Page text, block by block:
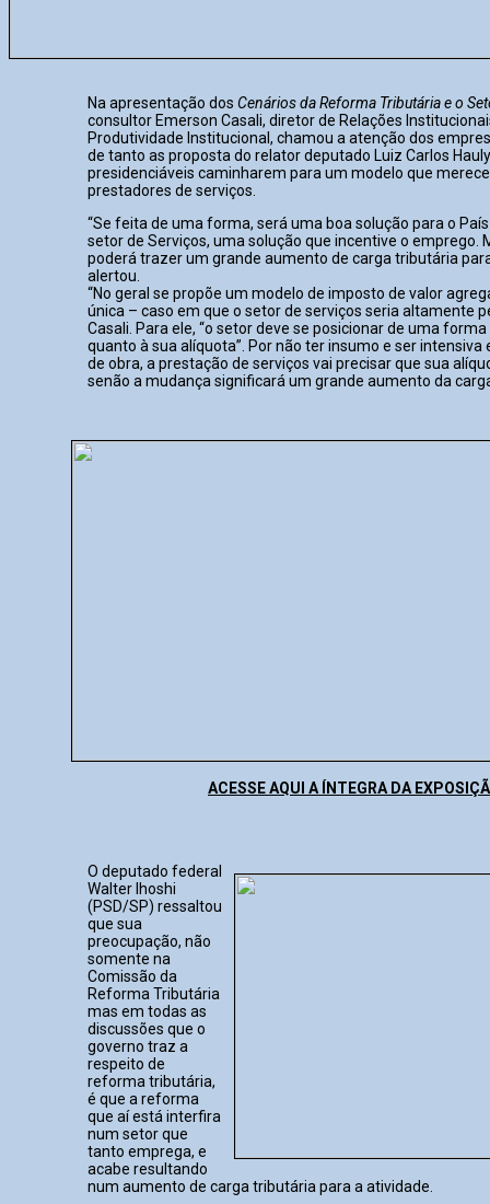
Na apresentação dos Cenários da Reforma Tributária e o
consultor Emerson Casali, diretor de Relações
Produtividade Institucional, chamou a atenção dos
de tanto as proposta do relator deputado Luiz Carlos
presidenciáveis caminharem para um modelo que
prestadores de serviços.
“Se feita de uma forma, será uma boa solução para o
setor de Serviços, uma solução que incentive o emprego.
poderá trazer um grande aumento de carga tributária
alertou.
“No geral se propõe um modelo de imposto de valor
única – caso em que o setor de serviços seria altamente
Casali. Para ele, “o setor deve se posicionar de uma
quanto à sua alíquota”. Por não ter insumo e ser
de obra, a prestação de serviços vai precisar que sua
senão a mudança significará um grande aumento da
ACESSE AQUI A ÍNTEGRA DA
O deputado federal
Walter Ihoshi
(PSD/SP) ressaltou
que sua
preocupação, não
somente na
Comissão da
Reforma Tributária
mas em todas as
discussões que o
governo traz a
respeito de
reforma tributária,
é que a reforma
que aí está interfira
num setor que
tanto emprega, e
acabe resultando
num aumento de carga tributária para a atividade.